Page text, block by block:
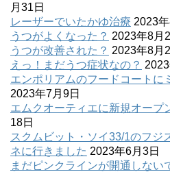
月31日
レーザーでいたかゆ治療 2023
うつがよくなった？ 2023年8月
うつが改善された？ 2023年8月
えっ！まだうつ症状なの？
エンポリアムのフードコートに
2023年7月9日
エムクオーティエに新規オープ
18日
スクムビット・ソイ33/1のフジ
ネに行きました 2023年6月3日
まだピンクラインが開通しない